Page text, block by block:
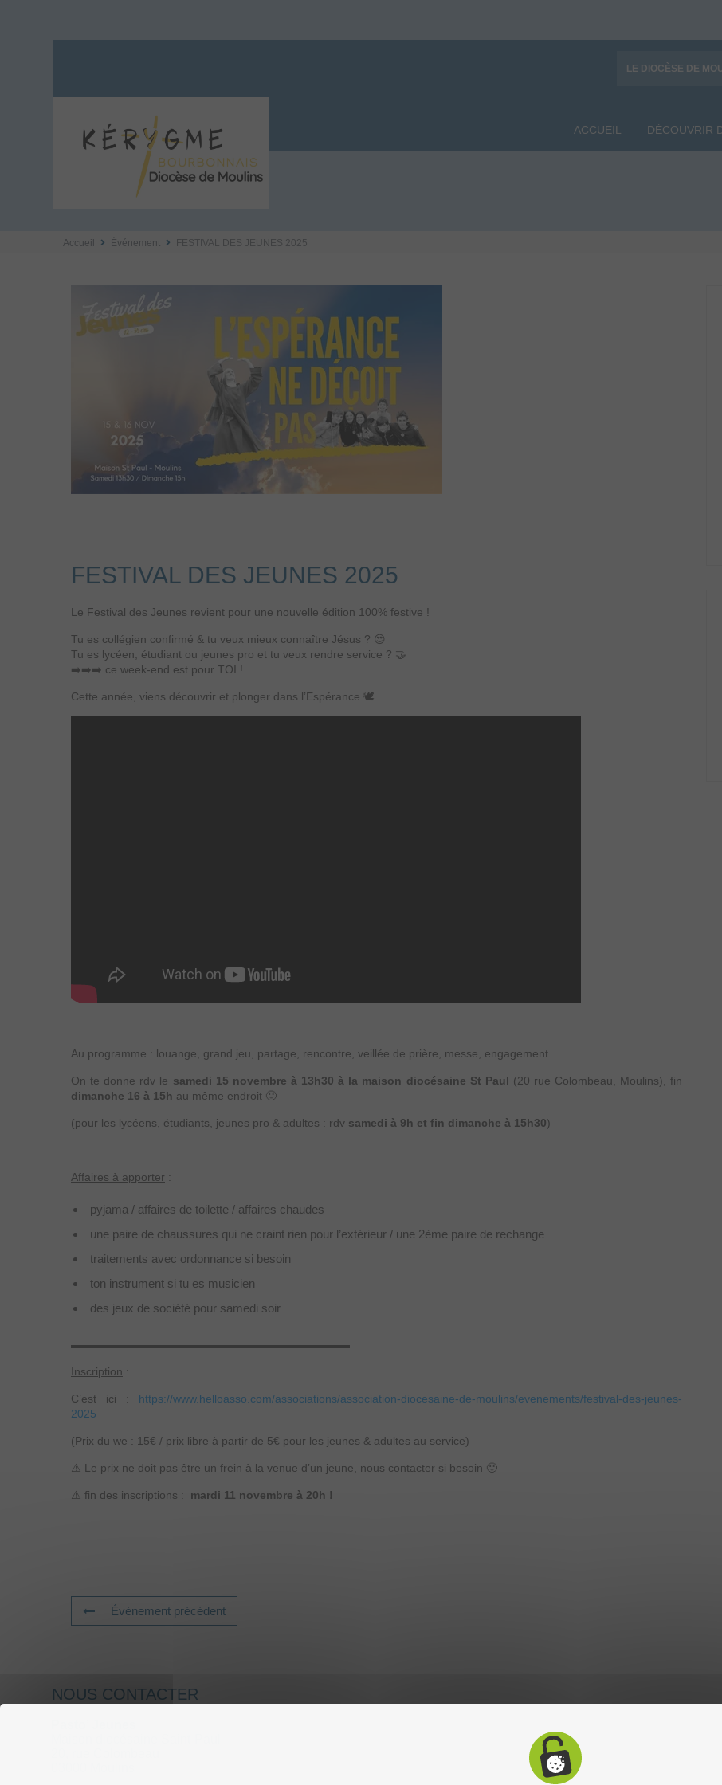
LE DIOCÈSE DE
ACCUEIL DÉCOUVRIR
Accueil Événement FESTIVAL DES JEUNES 2025
FESTIVAL DES JEUNES 2025
Le Festival des Jeunes revient pour une nouvelle édition 100% festive !
Tu es collégien confirmé & tu veux mieux connaître Jésus ? 😍
Tu es lycéen, étudiant ou jeunes pro et tu veux rendre service ? 🤝
➡️➡️➡️ ce week-end est pour TOI !
Cette année, viens découvrir et plonger dans l’Espérance 🕊️
Au programme : louange, grand jeu, partage, rencontre, veillée de prière, messe, engagement…
On te donne rdv le samedi 15 novembre à 13h30 à la maison diocésaine St Paul (20 rue Colombeau, Moulins), fin
dimanche 16 à 15h au même endroit 🙂
(pour les lycéens, étudiants, jeunes pro & adultes : rdv samedi à 9h et fin dimanche à 15h30)
Affaires à apporter :
pyjama / affaires de toilette / affaires chaudes
une paire de chaussures qui ne craint rien pour l’extérieur / une 2ème paire de rechange
traitements avec ordonnance si besoin
ton instrument si tu es musicien
des jeux de société pour samedi soir
▬▬▬▬▬▬▬▬▬▬▬▬▬▬▬▬▬▬▬▬▬▬▬▬▬
Inscription :
C’est ici : https://www.helloasso.com/associations/association-diocesaine-de-moulins/evenements/festival-des-jeunes-
2025
(Prix du we : 15€ / prix libre à partir de 5€ pour les jeunes & adultes au service)
⚠️ Le prix ne doit pas être un frein à la venue d’un jeune, nous contacter si besoin 🙂
⚠️ fin des inscriptions : mardi 11 novembre à 20h !
Événement précédent
NOUS CONTACTER